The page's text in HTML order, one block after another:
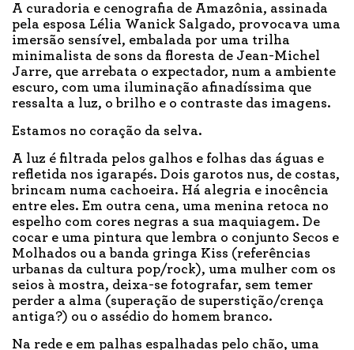
A curadoria e cenografia de Amazônia, assinada
pela esposa Lélia Wanick Salgado, provocava uma
imersão sensível, embalada por uma trilha
minimalista de sons da floresta de Jean-Michel
Jarre, que arrebata o expectador, num a ambiente
escuro, com uma iluminação afinadíssima que
ressalta a luz, o brilho e o contraste das imagens.
Estamos no coração da selva.
A luz é filtrada pelos galhos e folhas das águas e
refletida nos igarapés. Dois garotos nus, de costas,
brincam numa cachoeira. Há alegria e inocência
entre eles. Em outra cena, uma menina retoca no
espelho com cores negras a sua maquiagem. De
cocar e uma pintura que lembra o conjunto Secos e
Molhados ou a banda gringa Kiss (referências
urbanas da cultura pop/rock), uma mulher com os
seios à mostra, deixa-se fotografar, sem temer
perder a alma (superação de superstição/crença
antiga?) ou o assédio do homem branco.
Na rede e em palhas espalhadas pelo chão, uma